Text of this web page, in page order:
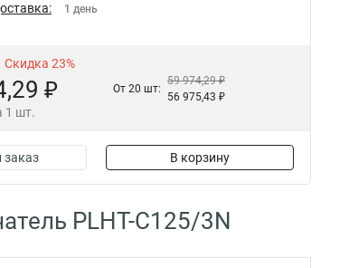
1 день
Скидка 23%
₽
1 шт.
От 20 шт:
59 974,29 ₽
56 975,43 ₽
В корзину
PLHT-C125/3N